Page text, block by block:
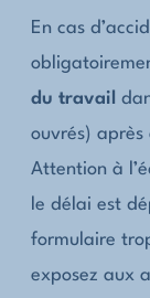
En cas
du travail
ouvrés) après
Attention à
le délai est
formulaire
exposez aux